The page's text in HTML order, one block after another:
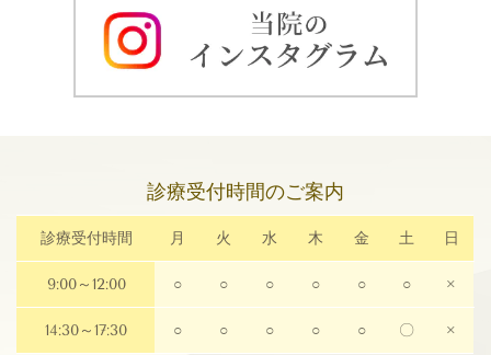
診療受付時間のご案内
診療受付時間 月 火 水 木 金 土 日
9:00～12:00 ○ ○ ○ ○ ○ ○ ×
14:30～17:30 ○ ○ ○ ○ ○ 〇 ×